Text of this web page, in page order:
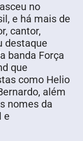
no
e há mais de
cantor,
destaque
banda Força
que
como Helio
além
nomes da
e